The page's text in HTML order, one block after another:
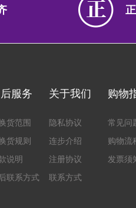
服务
货范围
货规则
说明
联系方式
关于我们
隐私协议
连步介绍
注册协议
联系方式
购物
常见问
购物流
发票须